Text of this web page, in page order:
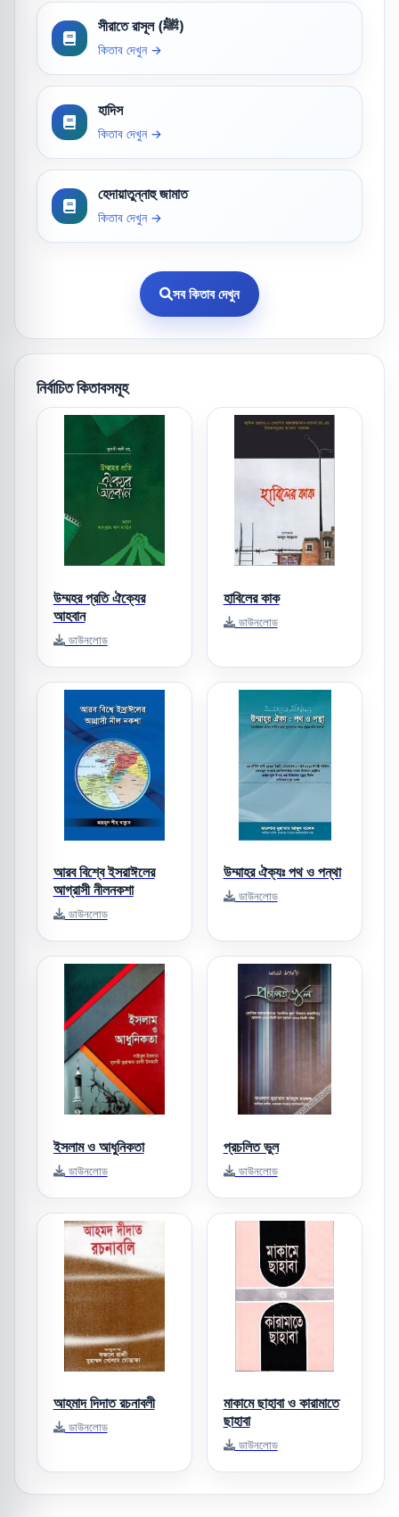
সীরাতে রাসূল (ﷺ)
কিতাব দেখুন →
হাদিস
কিতাব দেখুন →
হেদায়াতুন্নাহু জামাত
কিতাব দেখুন →
সব কিতাব দেখুন
নির্বাচিত কিতাবসমূহ
উম্মহর প্রতি ঐক্যের
আহবান
ডাউনলোড
হাবিলের কাক
ডাউনলোড
আরব বিশ্বে ইসরাঈলের
আগ্রাসী নীলনকশা
ডাউনলোড
উম্মাহর ঐক্যঃ পথ ও পন্থা
ডাউনলোড
ইসলাম ও আধুনিকতা
ডাউনলোড
প্রচলিত ভুল
ডাউনলোড
আহমাদ দিদাত রচনাবলী
ডাউনলোড
মাকামে ছাহাবা ও কারামাতে
ছাহাবা
ডাউনলোড